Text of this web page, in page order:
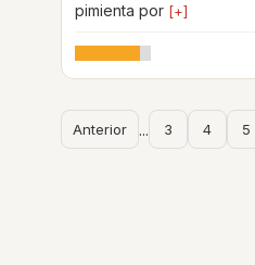
pimienta por [+]
Anterior ... 3 4 5